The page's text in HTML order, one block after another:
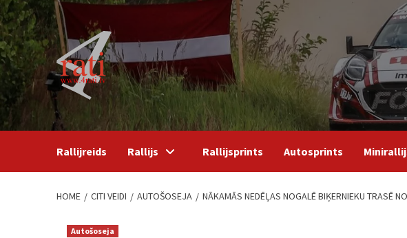
Skip
to
content
Rallijreids Rallijs Rallijsprints Autosprints
HOME CITI VEIDI AUTOŠOSEJA NĀKAMĀS NEDĒĻAS NOGALĒ BIĶERNIEKU TRASĒ
Autošoseja